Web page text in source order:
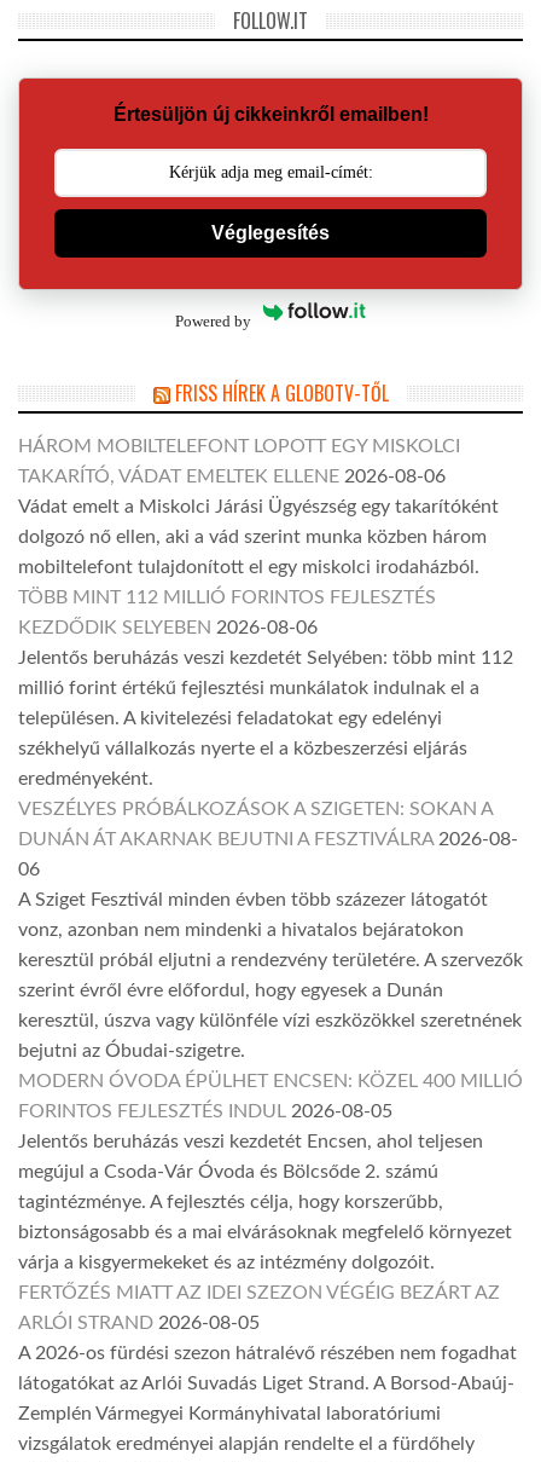
FOLLOW.IT
Értesüljön új cikkeinkről emailben!
Véglegesítés
Powered by
FRISS HÍREK A GLOBOTV-TŐL
HÁROM MOBILTELEFONT LOPOTT EGY MISKOLCI
TAKARÍTÓ, VÁDAT EMELTEK ELLENE 2026-08-06
Vádat emelt a Miskolci Járási Ügyészség egy takarítóként
dolgozó nő ellen, aki a vád szerint munka közben három
mobiltelefont tulajdonított el egy miskolci irodaházból.
TÖBB MINT 112 MILLIÓ FORINTOS FEJLESZTÉS
KEZDŐDIK SELYEBEN 2026-08-06
Jelentős beruházás veszi kezdetét Selyében: több mint 112
millió forint értékű fejlesztési munkálatok indulnak el a
településen. A kivitelezési feladatokat egy edelényi
székhelyű vállalkozás nyerte el a közbeszerzési eljárás
eredményeként.
VESZÉLYES PRÓBÁLKOZÁSOK A SZIGETEN: SOKAN A
DUNÁN ÁT AKARNAK BEJUTNI A FESZTIVÁLRA 2026-08-
06
A Sziget Fesztivál minden évben több százezer látogatót
vonz, azonban nem mindenki a hivatalos bejáratokon
keresztül próbál eljutni a rendezvény területére. A szervezők
szerint évről évre előfordul, hogy egyesek a Dunán
keresztül, úszva vagy különféle vízi eszközökkel szeretnének
bejutni az Óbudai-szigetre.
MODERN ÓVODA ÉPÜLHET ENCSEN: KÖZEL 400 MILLIÓ
FORINTOS FEJLESZTÉS INDUL 2026-08-05
Jelentős beruházás veszi kezdetét Encsen, ahol teljesen
megújul a Csoda-Vár Óvoda és Bölcsőde 2. számú
tagintézménye. A fejlesztés célja, hogy korszerűbb,
biztonságosabb és a mai elvárásoknak megfelelő környezet
várja a kisgyermekeket és az intézmény dolgozóit.
FERTŐZÉS MIATT AZ IDEI SZEZON VÉGÉIG BEZÁRT AZ
ARLÓI STRAND 2026-08-05
A 2026-os fürdési szezon hátralévő részében nem fogadhat
látogatókat az Arlói Suvadás Liget Strand. A Borsod-Abaúj-
Zemplén Vármegyei Kormányhivatal laboratóriumi
vizsgálatok eredményei alapján rendelte el a fürdőhely